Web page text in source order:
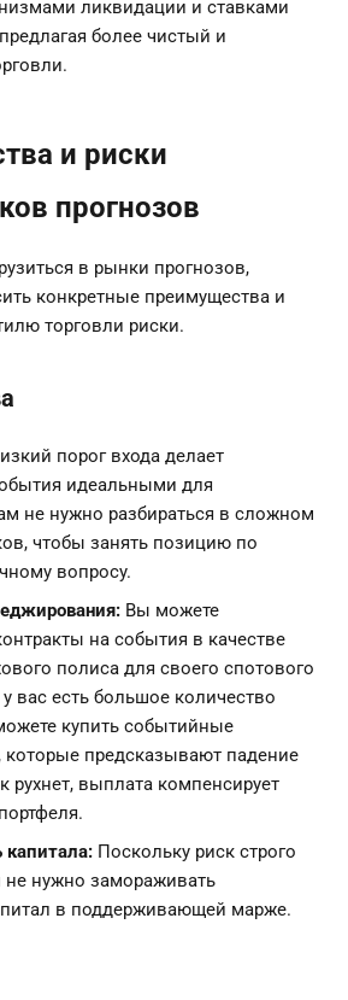
ликвидации и ставками
более чистый и
и риски
прогнозов
в рынки прогнозов,
конкретные преимущества и
торговли риски.
порог входа делает
идеальными для
не нужно разбираться в сложном
чтобы занять позицию по
вопросу.
Вы можете
на события в качестве
полиса для своего спотового
вас есть большое количество
купить событийные
которые предсказывают падение
рухнет, выплата компенсирует
Поскольку риск строго
не нужно замораживать
в поддерживающей марже.